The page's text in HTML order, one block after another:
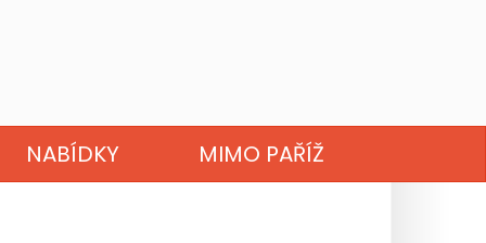
NABÍDKY MIMO PAŘÍŽ